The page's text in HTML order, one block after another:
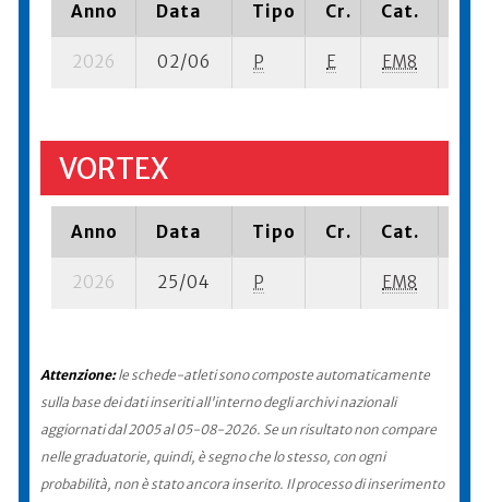
Anno Data Tipo Cr. Cat.
2026 02/06 P E EM8
VORTEX
Anno Data Tipo Cr. Cat.
2026 25/04 P EM8
Attenzione:le schede-atleti sono composte automaticamente
sulla base dei dati inseriti all'interno degli archivi nazionali
aggiornati dal 2005 al 05-08-2026. Se un risultato non compare
nelle graduatorie, quindi, è segno che lo stesso, con ogni
probabilità, non è stato ancora inserito. Il processo di inserimento